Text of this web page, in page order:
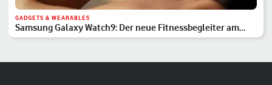
GADGETS & WEARABLES
Samsung Galaxy Watch9: Der neue Fitnessbegleiter am
Handgelenk